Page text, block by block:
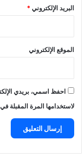
البريد الإلكتروني*
الموقع الإلكتروني
احفظ اسمي، بريدي
لاستخدامها المرة المقبلة